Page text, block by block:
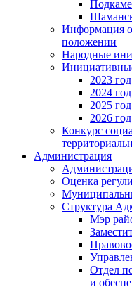
Информация
положении
Народные
2023 год
2024 год
2025 год
2026 год
Конкурс
Администрация
Оценка
Структура
Мэр
Отдел
и